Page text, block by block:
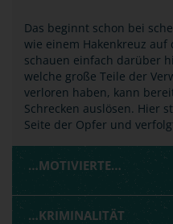
Das beginnt schon bei
wie einem Hakenkreuz auf
schauen einfach darüber
welche große Teile der
verloren haben, kann
Schrecken auslösen. Hier
Seite der Opfer und
…MOTIVIERTE…
…KRIMINALITÄT